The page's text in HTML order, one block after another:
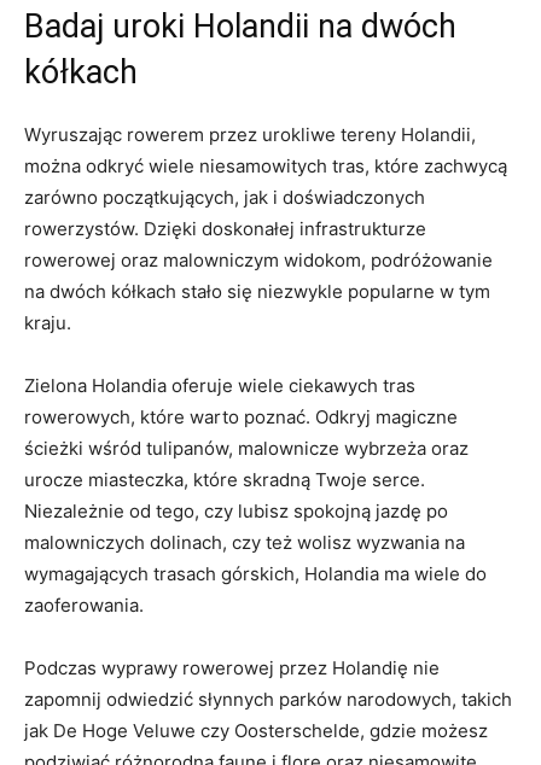
Badaj uroki ‌Holandii na ​dwóch
kółkach
Wyruszając rowerem przez urokliwe tereny Holandii,
można odkryć wiele niesamowitych tras, które zachwycą
zarówno ⁢początkujących, jak i doświadczonych
rowerzystów. Dzięki doskonałej infrastrukturze
rowerowej oraz malowniczym widokom, ​podróżowanie
na dwóch kółkach stało⁤ się niezwykle popularne w tym
kraju.
Zielona Holandia oferuje wiele⁣ ciekawych⁢ tras‍
rowerowych, które‌ warto poznać. Odkryj magiczne​
ścieżki wśród tulipanów, malownicze‍ wybrzeża oraz
urocze⁣ miasteczka, które skradną Twoje serce.
Niezależnie od tego, czy lubisz⁣ spokojną jazdę po ​
malowniczych dolinach, czy też ​wolisz ⁢wyzwania na
⁣wymagających trasach​ górskich,⁢ Holandia ma ⁣wiele‍ do
zaoferowania.
Podczas wyprawy rowerowej przez‍ Holandię nie
zapomnij odwiedzić słynnych parków ⁤narodowych, takich
jak De‌ Hoge ⁤Veluwe⁤ czy Oosterschelde, gdzie ‌możesz